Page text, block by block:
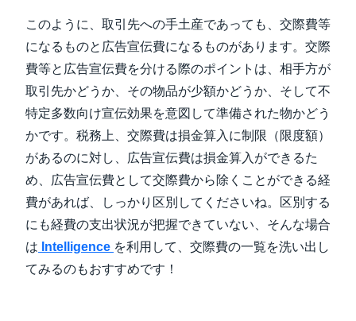
このように、取引先への手土産であっても、交際費等
になるものと広告宣伝費になるものがあります。交際
費等と広告宣伝費を分ける際のポイントは、相手方が
取引先かどうか、その物品が少額かどうか、そして不
特定多数向け宣伝効果を意図して準備された物かどう
かです。税務上、交際費は損金算入に制限（限度額）
があるのに対し、広告宣伝費は損金算入ができるた
め、広告宣伝費として交際費から除くことができる経
費があれば、しっかり区別してくださいね。区別する
にも経費の支出状況が把握できていない、そんな場合
は Intelligence を利用して、交際費の一覧を洗い出し
てみるのもおすすめです！